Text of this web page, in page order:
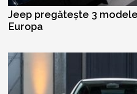
Jeep pregătește 3
Europa